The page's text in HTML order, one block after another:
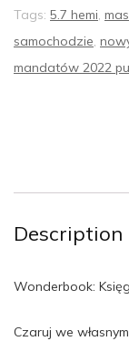
Tags: 5.7 hemi,
samochodzie,
mandatów 2022
Description
Wonderbook:
Czaruj we